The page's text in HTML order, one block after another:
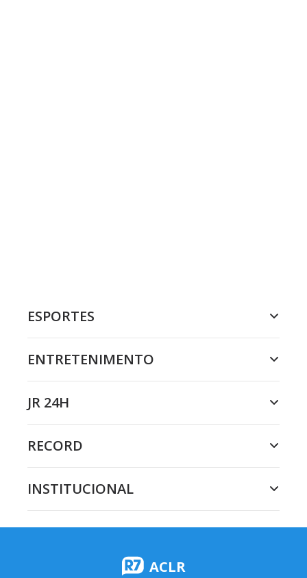
ESPORTES
ENTRETENIMENTO
JR 24H
RECORD
INSTITUCIONAL
ACLR